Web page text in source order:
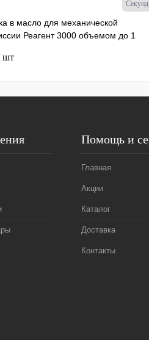
Секунд
в масло для механической
Реагент 3000 объемом до 1
шт
Помощь и
Главная
Акции
Каталог
Доставка
Контакты